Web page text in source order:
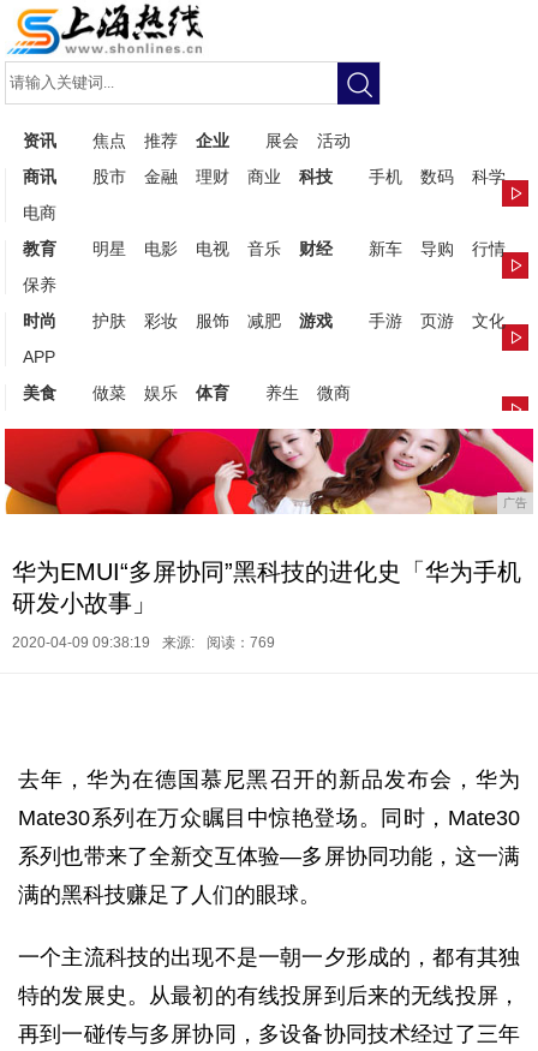
资讯 焦点 推荐 企业 展会
活动
商讯
股市 金融 理财 商业 科技 手机 数码
科学
电商
教育
明星 电影 电视 音乐 财经 新车 导购
行情
保养
时尚
护肤 彩妆 服饰 减肥 游戏 手游 页游
文化
APP
美食
做菜 娱乐 体育 养生 微商
广告
华为EMUI“多屏协同”黑科技的进化史「华为手机
研发小故事」
2020-04-09 09:38:19 来源: 阅读：769
去年，华为在德国慕尼黑召开的新品发布会，华为
Mate30系列在万众瞩目中惊艳登场。同时，Mate30
系列也带来了全新交互体验—多屏协同功能，这一满
满的黑科技赚足了人们的眼球。
一个主流科技的出现不是一朝一夕形成的，都有其独
特的发展史。从最初的有线投屏到后来的无线投屏，
再到一碰传与多屏协同，多设备协同技术经过了三年